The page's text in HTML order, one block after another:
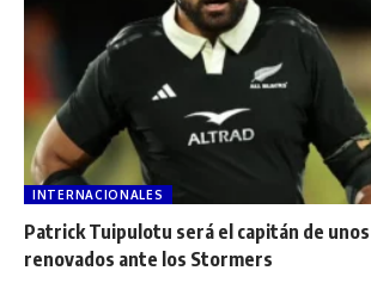
INTERNACIONALES
Patrick Tuipulotu será el capitán de unos
renovados ante los Stormers